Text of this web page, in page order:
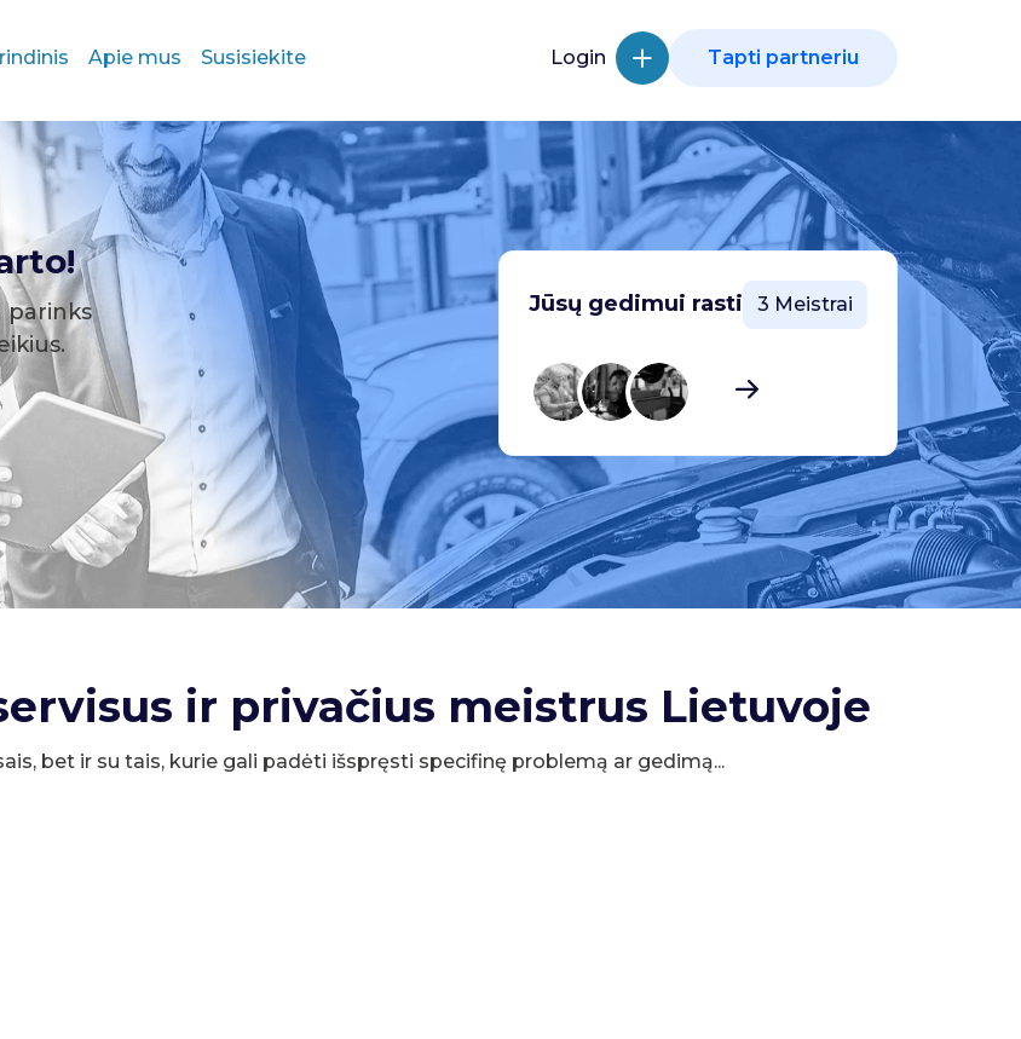
Apie mus Susisiekite Login Tapti partneriu
parinks
Jūsų gedimui rasti 3 Meistrai
ir privačius meistrus Lietuvoje
bet ir su tais, kurie gali padėti išspręsti specifinę problemą ar gedimą...